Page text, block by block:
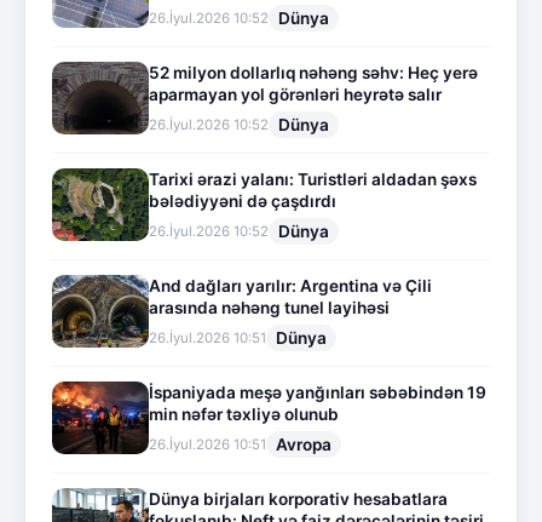
26.İyul.2026 10:52 Dünya
52 milyon dollarlıq nəhəng səhv: Heç yerə
aparmayan yol görənləri heyrətə salır
26.İyul.2026 10:52 Dünya
Tarixi ərazi yalanı: Turistləri aldadan şəxs
bələdiyyəni də çaşdırdı
26.İyul.2026 10:52 Dünya
And dağları yarılır: Argentina və Çili
arasında nəhəng tunel layihəsi
26.İyul.2026 10:51 Dünya
İspaniyada meşə yanğınları səbəbindən 19
min nəfər təxliyə olunub
26.İyul.2026 10:51 Avropa
Dünya birjaları korporativ hesabatlara